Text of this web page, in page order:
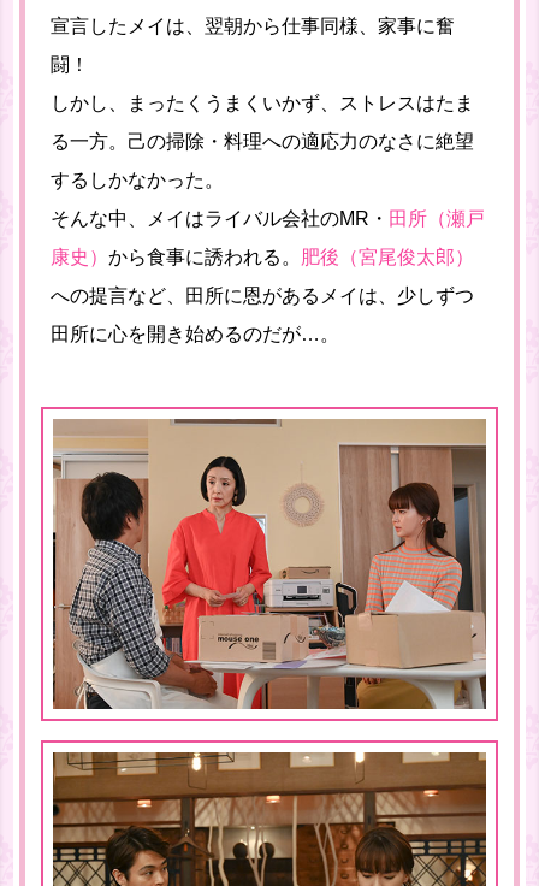
宣言したメイは、翌朝から仕事同様、家事に奮
闘！
しかし、まったくうまくいかず、ストレスはたま
る一方。己の掃除・料理への適応力のなさに絶望
するしかなかった。
そんな中、メイはライバル会社のMR・ 田所（瀬戸
康史） から食事に誘われる。
肥後（宮尾俊太郎）
への提言など、田所に恩があるメイは、少しずつ
田所に心を開き始めるのだが…。